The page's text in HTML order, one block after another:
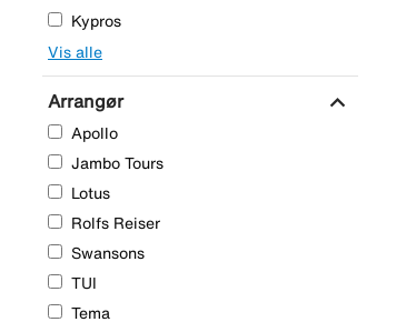
Kypros
Vis alle
Arrangør expand_more
Apollo
Jambo Tours
Lotus
Rolfs Reiser
Swansons
TUI
Tema